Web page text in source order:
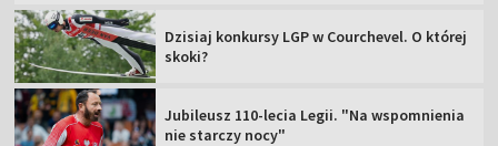
Dzisiaj konkursy LGP w Courchevel. O której
skoki?
Jubileusz 110-lecia Legii. "Na wspomnienia
nie starczy nocy"